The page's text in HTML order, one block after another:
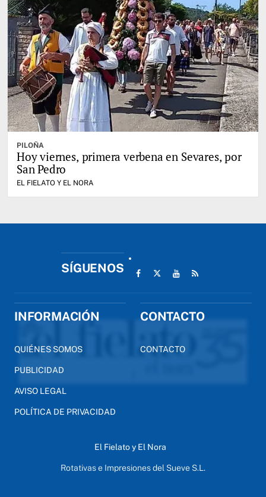
PILOÑA
Hoy viernes, primera verbena en Sevares, por
San Pedro
EL FIELATO Y EL NORA
SÍGUENOS
INFORMACIÓN
QUIÉNES SOMOS
PUBLICIDAD
AVISO LEGAL
POLÍTICA DE PRIVACIDAD
CONTACTO
CONTACTO
El Fielato y El Nora
Rotativas e Impresiones del Sueve S.L.